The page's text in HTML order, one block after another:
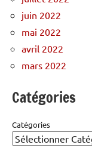
juin 2022
mai 2022
avril 2022
mars 2022
Catégories
Catégories